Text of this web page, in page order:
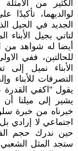
الكثير من
لوالديهما، تأكيدًا
الجديد في الجيل
لتاتي بجيل الأبناء
أيضا له شواهد من
للحالتين، ففي
الأبناء نميل
التصرفات للأبناء
يقول "اكفي القدرة
يشير إلى ميلنا
خبرناه من خبرة
اجتماعي لا إرادي
حين ندرك حجم
ستجد المثل